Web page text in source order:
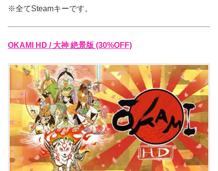
※全てSteamキーです。
OKAMI HD / 大神 絶景版 (30%OFF)